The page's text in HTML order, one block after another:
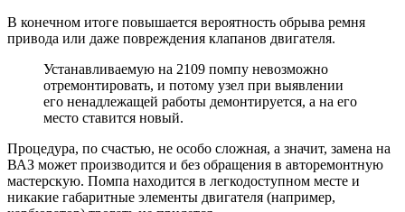
В конечном итоге повышается вероятность обрыва ремня
привода или даже повреждения клапанов двигателя.
Устанавливаемую на 2109 помпу невозможно
отремонтировать, и потому узел при выявлении
его ненадлежащей работы демонтируется, а на его
место ставится новый.
Процедура, по счастью, не особо сложная, а значит, замена на
ВАЗ может производится и без обращения в авторемонтную
мастерскую. Помпа находится в легкодоступном месте и
никакие габаритные элементы двигателя (например,